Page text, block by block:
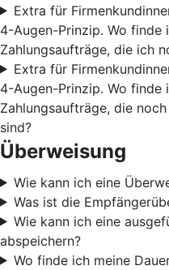
Extra für
4-Augen-Prinzip. Wo finde
Zahlungsaufträge, die ich
Extra für
4-Augen-Prinzip. Wo finde
Zahlungsaufträge, die
sind?
Überweisung
Wie kann ich eine
Was ist die
Wie kann ich eine
abspeichern?
Wo finde ich meine